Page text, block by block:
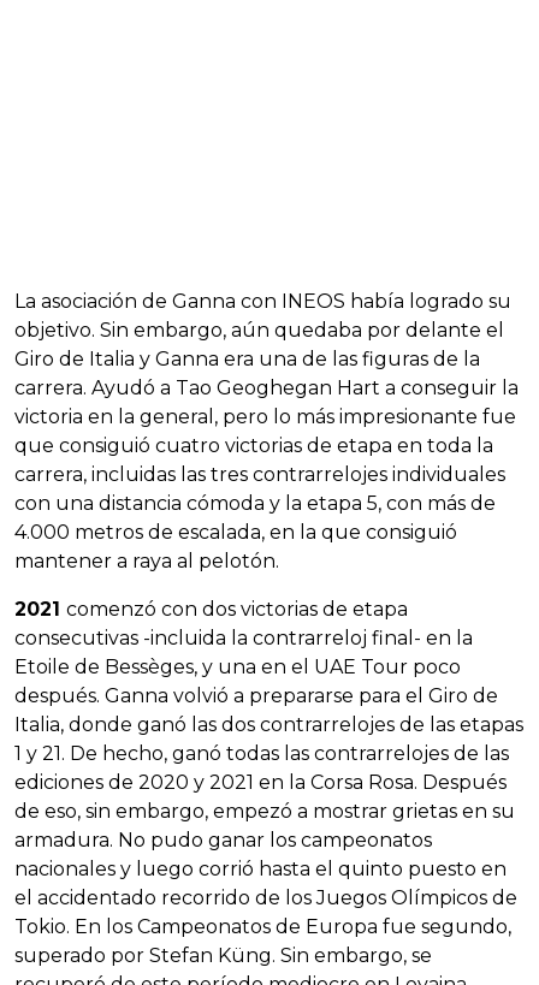
La asociación de Ganna con INEOS había logrado su
objetivo. Sin embargo, aún quedaba por delante el
Giro de Italia y Ganna era una de las figuras de la
carrera. Ayudó a Tao Geoghegan Hart a conseguir la
victoria en la general, pero lo más impresionante fue
que consiguió cuatro victorias de etapa en toda la
carrera, incluidas las tres contrarrelojes individuales
con una distancia cómoda y la etapa 5, con más de
4.000 metros de escalada, en la que consiguió
mantener a raya al pelotón.
2021 comenzó con dos victorias de etapa
consecutivas -incluida la contrarreloj final- en la
Etoile de Bessèges, y una en el UAE Tour poco
después. Ganna volvió a prepararse para el Giro de
Italia, donde ganó las dos contrarrelojes de las etapas
1 y 21. De hecho, ganó todas las contrarrelojes de las
ediciones de 2020 y 2021 en la Corsa Rosa. Después
de eso, sin embargo, empezó a mostrar grietas en su
armadura. No pudo ganar los campeonatos
nacionales y luego corrió hasta el quinto puesto en
el accidentado recorrido de los Juegos Olímpicos de
Tokio. En los Campeonatos de Europa fue segundo,
superado por Stefan Küng. Sin embargo, se